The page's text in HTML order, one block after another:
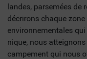
landes, parsemées de
décrirons chaque
environnementales
nique, nous
campement qui nous